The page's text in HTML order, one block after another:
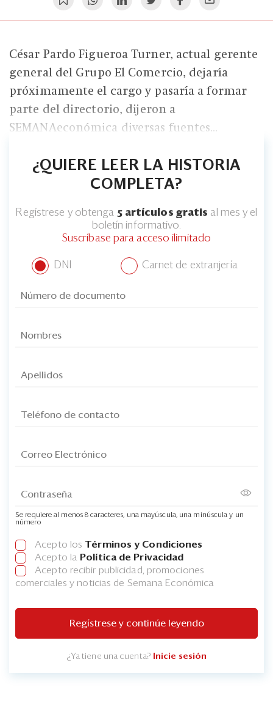
César Pardo Figueroa Turner, actual gerente
general del Grupo El Comercio, dejaría
próximamente el cargo y pasaría a formar
parte del directorio, dijeron a
SEMANAeconómica diversas fuentes...
¿QUIERE LEER LA HISTORIA
COMPLETA?
Regístrese y obtenga 5 artículos gratis al mes y el
boletín informativo.
Suscríbase para acceso ilimitado
DNI Carnet de extranjería
Se requiere al menos 8 caracteres, una mayúscula, una minúscula y un
número
Acepto los Términos y Condiciones
Acepto la Política de Privacidad
Acepto recibir publicidad, promociones
comerciales y noticias de Semana Económica
Regístrese y continúe leyendo
¿Ya tiene una cuenta? Inicie sesión